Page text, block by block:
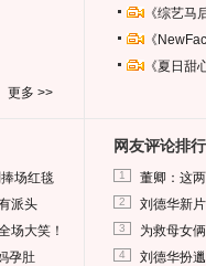
更多 >>
《综艺
《
《夏日
场红毯
派头
场大笑！
孕肚
网友评论排行
1 董卿：这
2 刘德华新
3 为救母女
4 刘德华扮